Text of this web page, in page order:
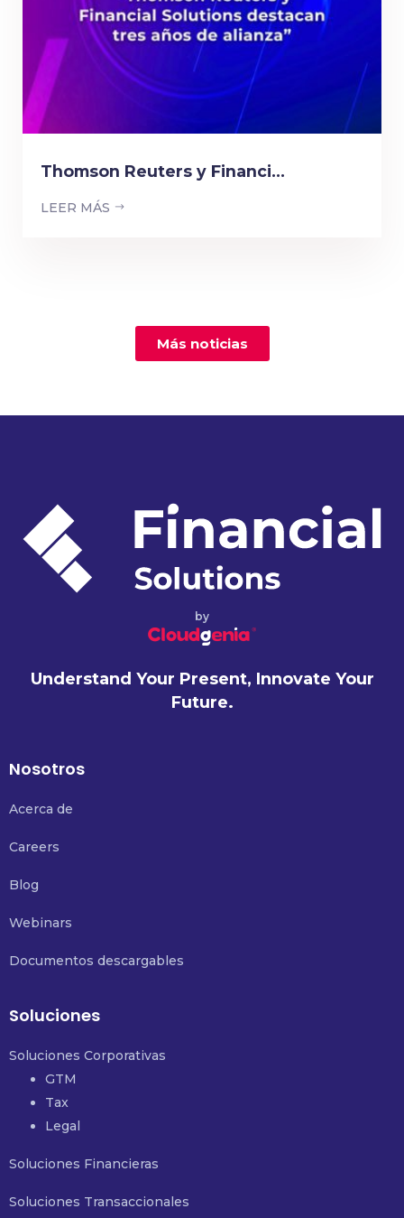
Thomson Reuters y Financi...
LEER MÁS
Más noticias
by
Understand Your Present, Innovate Your
Future.
Nosotros
Acerca de
Careers
Blog
Webinars
Documentos descargables
Soluciones
Soluciones Corporativas
GTM
Tax
Legal
Soluciones Financieras
Soluciones Transaccionales